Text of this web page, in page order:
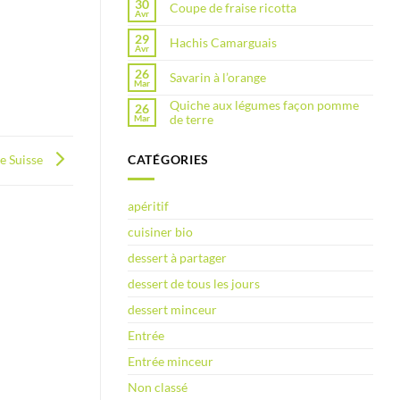
Suisse
30
Avr Coupe de fraise ricotta
29
Avr Hachis Camarguais
26
Mar Savarin à l’orange
26
Mar
Quiche aux légumes façon pomme
de terre
CATÉGORIES
apéritif
cuisiner bio
dessert à partager
dessert de tous les jours
dessert minceur
Entrée
Entrée minceur
Non classé